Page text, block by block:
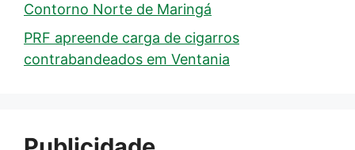
Contorno Norte de Maringá
PRF apreende carga de cigarros
contrabandeados em Ventania